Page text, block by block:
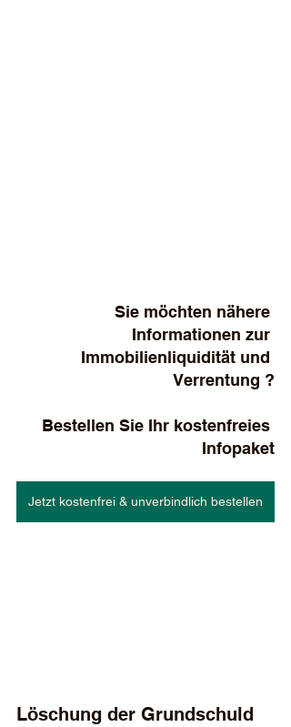
Sie möchten nähere
Informationen zur
Immobilienliquidität und
Verrentung ?
Bestellen Sie Ihr kostenfreies
Infopaket
Jetzt kostenfrei & unverbindlich bestellen
Löschung der Grundschuld